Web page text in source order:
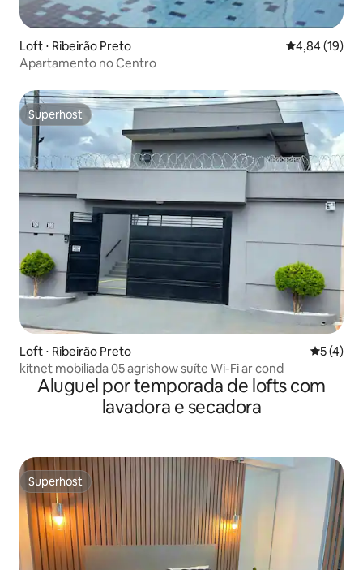
Loft ⋅ Ribeirão Preto 4,84 de uma
4,84 (19)
Apartamento no Centro
Superhost
Superhost
Loft ⋅ Ribeirão Preto 5 de
5 (4)
kitnet mobiliada 05 agrishow suíte Wi-Fi ar cond
Aluguel por temporada de lofts com
lavadora e secadora
Superhost
Superhost